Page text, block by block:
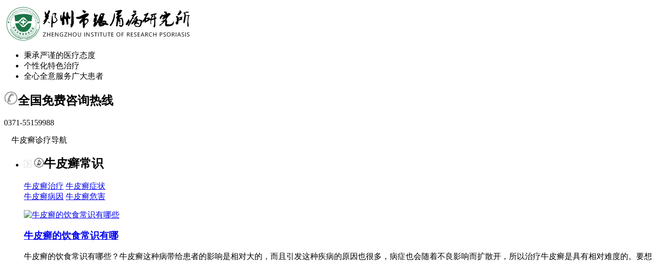
秉承严谨的医疗态度
个性化特色治疗
全心全意服务广大患者
全国免费咨询热线
0371-55159988
牛皮癣诊疗导航
牛皮癣常识
牛皮癣治疗 牛皮癣症状
牛皮癣病因 牛皮癣危害
牛皮癣的饮食常识有哪
牛皮癣的饮食常识有哪些？牛皮癣这种病带给患者的影响是相对大的，而且引发这种疾病的原因也很多，病症也会随着不良影响而扩散开，所以治疗牛皮癣是具有相对难度的。要想